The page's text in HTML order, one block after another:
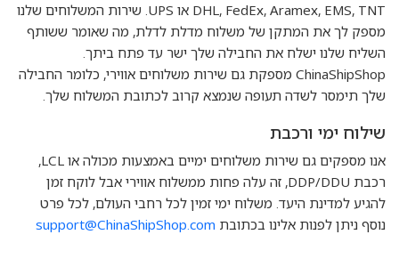
DHL, FedEx, Aramex, EMS, TNT או UPS. שירות המשלוחים שלנו
מספק לך את המתקן של משלוח מדלת לדלת, מה שאומר ששותף
השליח שלנו ישלח את החבילה שלך ישר עד פתח ביתך.
ChinaShipShop מספקת גם שירות משלוחים אווירי, כלומר החבילה
שלך תימסר לשדה תעופה שנמצא קרוב לכתובת המשלוח שלך.
שילוח ימי ורכבת
אנו מספקים גם שירות משלוחים ימיים באמצעות מכולה או LCL,
רכבת DDP/DDU, זה עלה פחות ממשלוח אווירי אבל לוקח זמן
להגיע למדינת היעד. משלוח ימי זמין לכל רחבי העולם, לכל פרט
נוסף ניתן לפנות אלינו בכתובת support@ChinaShipShop.com